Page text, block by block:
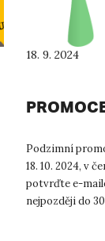
18. 9. 2024
Podzimní
18. 10. 2024, v
potvrďte e-
nejpozději do